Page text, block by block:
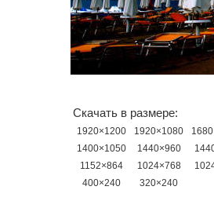
Скачать в размере:
1920×1200 1920×1080
1400×1050
1440×960
1152×864
1024×768
400×240
320×240